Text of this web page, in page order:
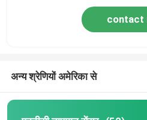
contact
अन्य श्रेणियों अमेरिका से